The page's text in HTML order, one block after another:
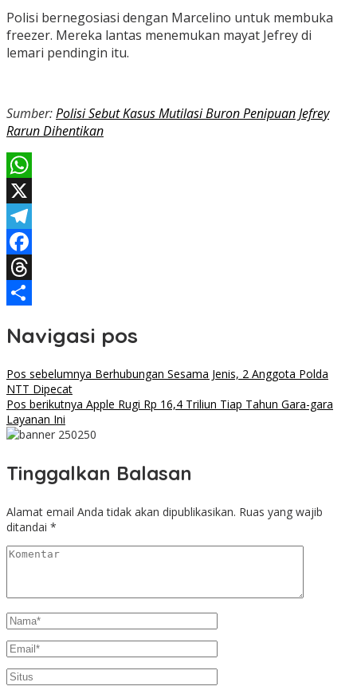
Polisi bernegosiasi dengan Marcelino untuk membuka
freezer. Mereka lantas menemukan mayat Jefrey di
lemari pendingin itu.
Sumber:Polisi Sebut Kasus Mutilasi Buron Penipuan Jefrey
Rarun Dihentikan
WhatsApp
X
Telegram
Facebook
Threads
Navigasi pos
Pos sebelumnya Berhubungan Sesama Jenis, 2 Anggota Polda
NTT Dipecat
Pos berikutnya Apple Rugi Rp 16,4 Triliun Tiap Tahun Gara-gara
Layanan Ini
Tinggalkan Balasan
Alamat email Anda tidak akan dipublikasikan. Ruas yang wajib
ditandai *